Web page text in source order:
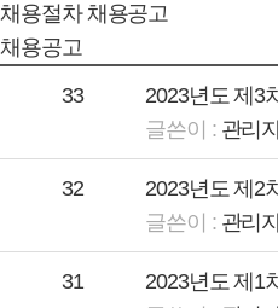
채용절차 채용공고
채용공고
33
2023년도 제3
관리
32
2023년도 제2
관리
31
2023년도 제1